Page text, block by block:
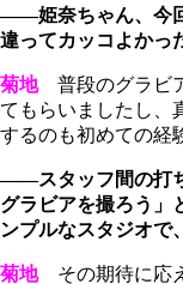
――姫奈ちゃん、今
違ってカッコよかっ
菊地普段のグラビ
てもらいましたし、
するのも初めての経
――スタッフ間の打
グラビアを撮ろう」
ンプルなスタジオで
菊地その期待に応